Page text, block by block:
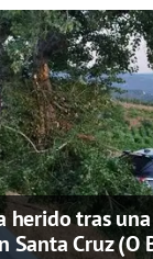
herido tras
Santa Cruz (O